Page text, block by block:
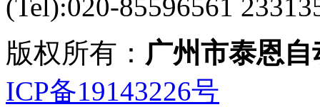
(Tel):020-85596561
版权所有： 广州市泰恩
ICP备19143226号